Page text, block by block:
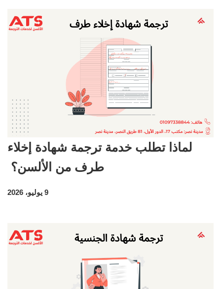
لماذا تطلب خدمة ترجمة شهادة إخلاء
طرف من الألسن؟
9 يوليو، 2026